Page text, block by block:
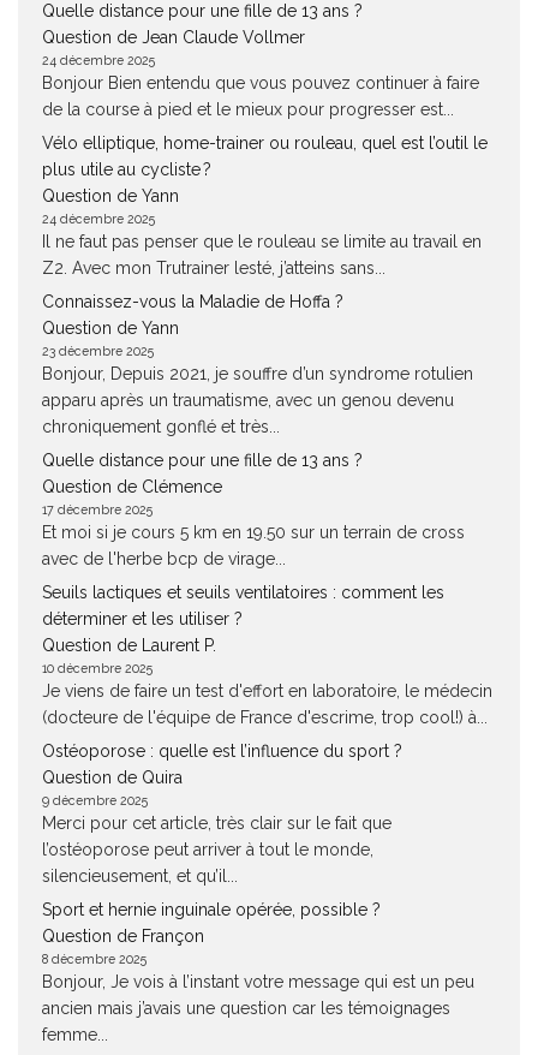
Quelle distance pour une fille de 13 ans ?
Question de Jean Claude Vollmer
24 décembre 2025
Bonjour Bien entendu que vous pouvez continuer à faire
de la course à pied et le mieux pour progresser est...
Vélo elliptique, home-trainer ou rouleau, quel est l’outil le
plus utile au cycliste ?
Question de Yann
24 décembre 2025
Il ne faut pas penser que le rouleau se limite au travail en
Z2. Avec mon Trutrainer lesté, j’atteins sans...
Connaissez-vous la Maladie de Hoffa ?
Question de Yann
23 décembre 2025
Bonjour, Depuis 2021, je souffre d’un syndrome rotulien
apparu après un traumatisme, avec un genou devenu
chroniquement gonflé et très...
Quelle distance pour une fille de 13 ans ?
Question de Clémence
17 décembre 2025
Et moi si je cours 5 km en 19.50 sur un terrain de cross
avec de l'herbe bcp de virage...
Seuils lactiques et seuils ventilatoires : comment les
déterminer et les utiliser ?
Question de Laurent P.
10 décembre 2025
Je viens de faire un test d'effort en laboratoire, le médecin
(docteure de l'équipe de France d'escrime, trop cool!) à...
Ostéoporose : quelle est l’influence du sport ?
Question de Quira
9 décembre 2025
Merci pour cet article, très clair sur le fait que
l’ostéoporose peut arriver à tout le monde,
silencieusement, et qu’il...
Sport et hernie inguinale opérée, possible ?
Question de Françon
8 décembre 2025
Bonjour, Je vois à l’instant votre message qui est un peu
ancien mais j’avais une question car les témoignages
femme...